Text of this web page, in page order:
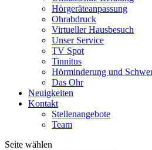
Hörgeräteanpassung
Ohrabdruck
Virtueller Hausbesuch
Unser Service
TV Spot
Tinnitus
Hörminderung und
Das Ohr
Neuigkeiten
Kontakt
Stellenangebote
Team
Seite wählen